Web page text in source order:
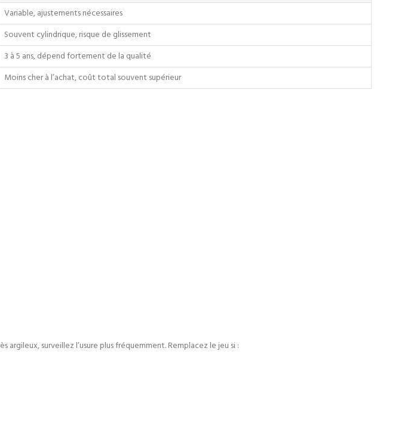
Variable, ajustements nécessaires
Souvent cylindrique, risque de glissement
3 à 5 ans, dépend fortement de la qualité
Moins cher à l’achat, coût total souvent supérieur
argileux, surveillez l’usure plus fréquemment. Remplacez le jeu si :